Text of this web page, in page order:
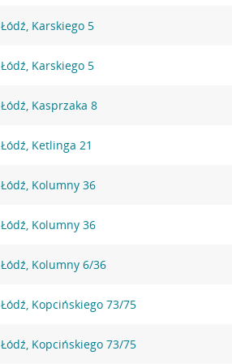
Łódź, Karskiego 5
Łódź, Karskiego 5
Łódź, Kasprzaka 8
Łódź, Ketlinga 21
Łódź, Kolumny 36
Łódź, Kolumny 36
Łódź, Kolumny 6/36
Łódź, Kopcińskiego 73/75
Łódź, Kopcińskiego 73/75